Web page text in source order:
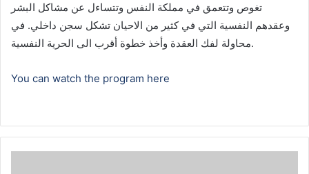
تغوص وتتعمق في مملكة النفس وتتساءل عن مشاكل البشر
وعقدهم النفسية التي في كثير من الاحيان تشكل سجن داخلي. في
محاولة لفك العقدة وأخذ خطوة أقرب الى الحرية النفسية.
You can watch the program here